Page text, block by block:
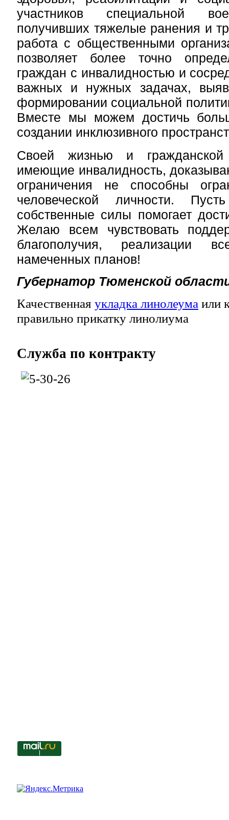
участников специальной
получивших тяжелые ранения и
работа с общественными
позволяет более точно
граждан с инвалидностью и
важных и нужных задачах,
формировании социальной
Вместе мы можем достичь
создании инклюзивного
Своей жизнью и
имеющие инвалидность,
ограничения не способны
человеческой личности.
собственные силы помогает
Желаю всем чувствовать
благополучия, реализации
намеченных планов!
Губернатор Тюменской
Качественная укладка линолеума или
правильно прикатку линолиума
Служба по контракту